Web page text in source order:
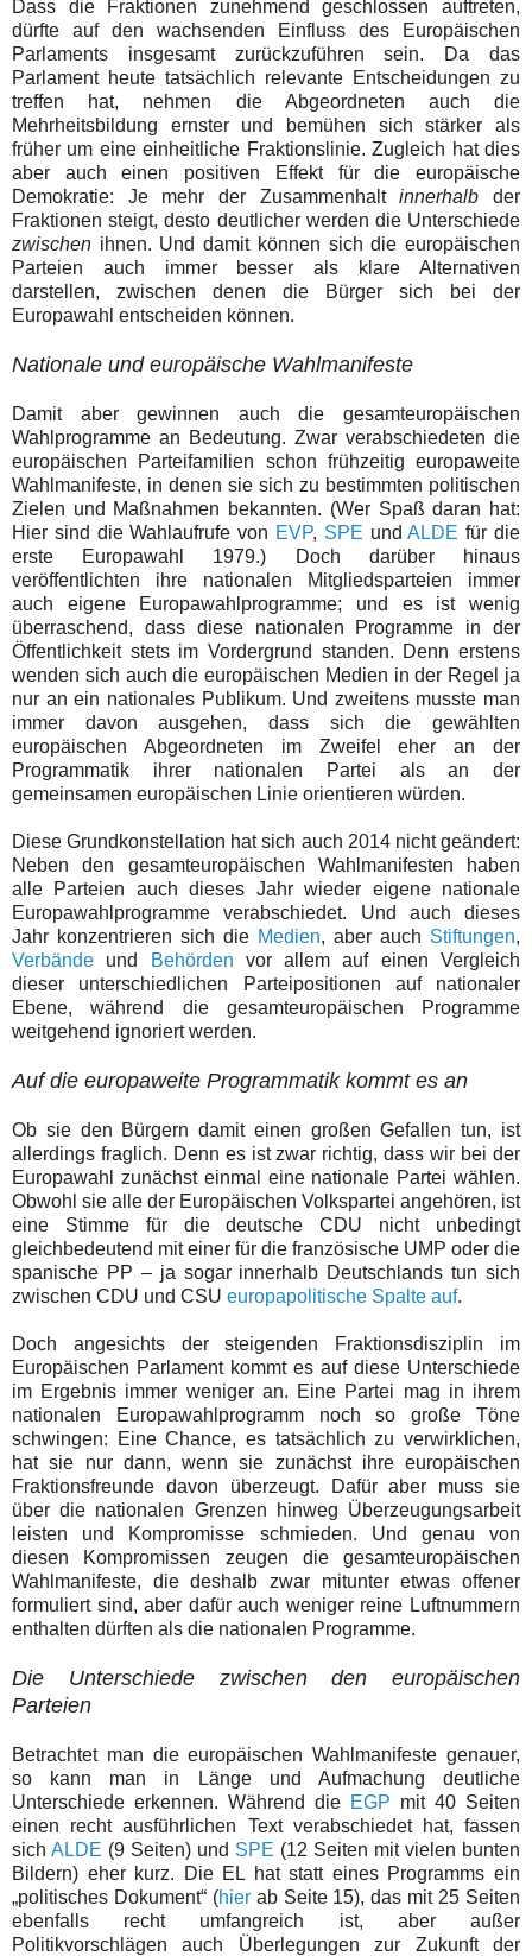
Dass die Fraktionen zunehmend geschlossen auftreten,
dürfte auf den wachsenden Einfluss des Europäischen
Parlaments insgesamt zurückzuführen sein. Da das
Parlament heute tatsächlich relevante Entscheidungen zu
treffen hat, nehmen die Abgeordneten auch die
Mehrheitsbildung ernster und bemühen sich stärker als
früher um eine einheitliche Fraktionslinie. Zugleich hat dies
aber auch einen positiven Effekt für die europäische
Demokratie: Je mehr der Zusammenhaltinnerhalb der
Fraktionen steigt, desto deutlicher werden die Unterschiede
zwischen ihnen. Und damit können sich die europäischen
Parteien auch immer besser als klare Alternativen
darstellen, zwischen denen die Bürger sich bei der
Europawahl entscheiden können.
Nationale und europäische Wahlmanifeste
Damit aber gewinnen auch die gesamteuropäischen
Wahlprogramme an Bedeutung. Zwar verabschiedeten die
europäischen Parteifamilien schon frühzeitig europaweite
Wahlmanifeste, in denen sie sich zu bestimmten politischen
Zielen und Maßnahmen bekannten. (Wer Spaß daran hat:
Hier sind die Wahlaufrufe von EVP, SPE undALDE für die
erste Europawahl 1979.) Doch darüber hinaus
veröffentlichten ihre nationalen Mitgliedsparteien immer
auch eigene Europawahlprogramme; und es ist wenig
überraschend, dass diese nationalen Programme in der
Öffentlichkeit stets im Vordergrund standen. Denn erstens
wenden sich auch die europäischen Medien in der Regel ja
nur an ein nationales Publikum. Und zweitens musste man
immer davon ausgehen, dass sich die gewählten
europäischen Abgeordneten im Zweifel eher an der
Programmatik ihrer nationalen Partei als an der
gemeinsamen europäischen Linie orientieren würden.
Diese Grundkonstellation hat sich auch 2014 nicht geändert:
Neben den gesamteuropäischen Wahlmanifesten haben
alle Parteien auch dieses Jahr wieder eigene nationale
Europawahlprogramme verabschiedet. Und auch dieses
Jahr konzentrieren sich die Medien, aber auch Stiftungen,
Verbände und Behörden vor allem auf einen Vergleich
dieser unterschiedlichen Parteipositionen auf nationaler
Ebene, während die gesamteuropäischen Programme
weitgehend ignoriert werden.
Auf die europaweite Programmatik kommt es an
Ob sie den Bürgern damit einen großen Gefallen tun, ist
allerdings fraglich. Denn es ist zwar richtig, dass wir bei der
Europawahl zunächst einmal eine nationale Partei wählen.
Obwohl sie alle der Europäischen Volkspartei angehören, ist
eine Stimme für die deutsche CDU nicht unbedingt
gleichbedeutend mit einer für die französische UMP oder die
spanische PP – ja sogar innerhalb Deutschlands tun sich
zwischen CDU und CSU europapolitische Spalte auf.
Doch angesichts der steigenden Fraktionsdisziplin im
Europäischen Parlament kommt es auf diese Unterschiede
im Ergebnis immer weniger an. Eine Partei mag in ihrem
nationalen Europawahlprogramm noch so große Töne
schwingen: Eine Chance, es tatsächlich zu verwirklichen,
hat sie nur dann, wenn sie zunächst ihre europäischen
Fraktionsfreunde davon überzeugt. Dafür aber muss sie
über die nationalen Grenzen hinweg Überzeugungsarbeit
leisten und Kompromisse schmieden. Und genau von
diesen Kompromissen zeugen die gesamteuropäischen
Wahlmanifeste, die deshalb zwar mitunter etwas offener
formuliert sind, aber dafür auch weniger reine Luftnummern
enthalten dürften als die nationalen Programme.
Die Unterschiede zwischen den europäischen
Parteien
Betrachtet man die europäischen Wahlmanifeste genauer,
so kann man in Länge und Aufmachung deutliche
Unterschiede erkennen. Während die EGP mit 40 Seiten
einen recht ausführlichen Text verabschiedet hat, fassen
sich ALDE (9 Seiten) und SPE (12 Seiten mit vielen bunten
Bildern) eher kurz. Die EL hat statt eines Programms ein
„politisches Dokument“ (hierab Seite 15), das mit 25 Seiten
ebenfalls recht umfangreich ist, aber außer
Politikvorschlägen auch Überlegungen zur Zukunft der